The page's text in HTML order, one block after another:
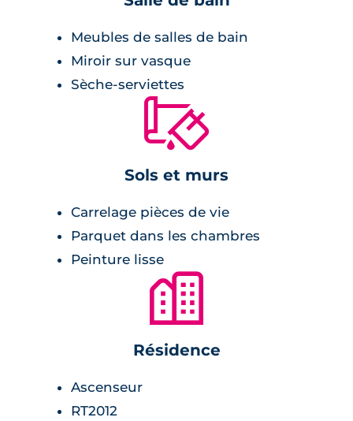
Meubles de salles de bain
Miroir sur vasque
Sèche-serviettes
🔨
Sols et murs
Carrelage pièces de vie
Parquet dans les chambres
Peinture lisse
🏙
Résidence
Ascenseur
RT2012